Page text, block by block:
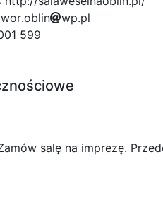
7
wor45e
.oblin w35
p.pl
599
salę na imprezę.